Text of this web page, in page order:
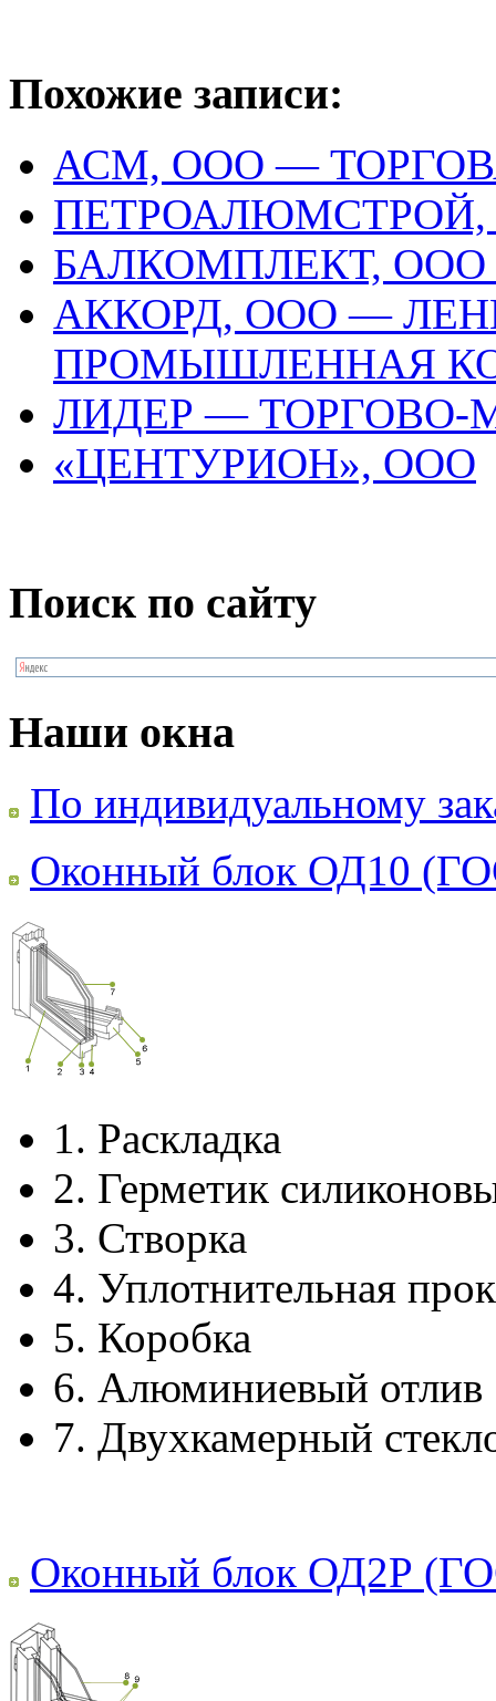
Похожие записи:
АСМ, ООО —
ПЕТРОАЛЮМСТРОЙ,
БАЛКОМПЛЕКТ,
АККОРД, ООО —
ПРОМЫШЛЕННАЯ
ЛИДЕР —
«ЦЕНТУРИОН», ООО
Поиск по сайту
Наши окна
По индивидуальному
Оконный блок ОД10
1. Раскладка
2. Герметик
3. Створка
4. Уплотнительная
5. Коробка
6. Алюминиевый отлив
7. Двухкамерный
Оконный блок ОД2Р